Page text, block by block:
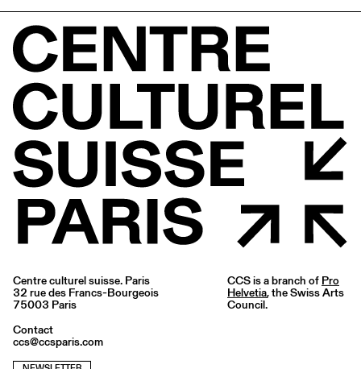
Centre culturel suisse. Paris
32 rue des Francs-Bourgeois
75003 Paris
Contact
ccs@ccsparis.com
CCS is a branch of Pro
Helvetia, the Swiss Arts
Council.